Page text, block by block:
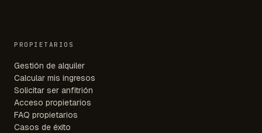
PROPIETARIOS
Gestión de alquiler
Calcular mis ingresos
Solicitar ser anfitrión
Acceso propietarios
FAQ propietarios
Casos de éxito